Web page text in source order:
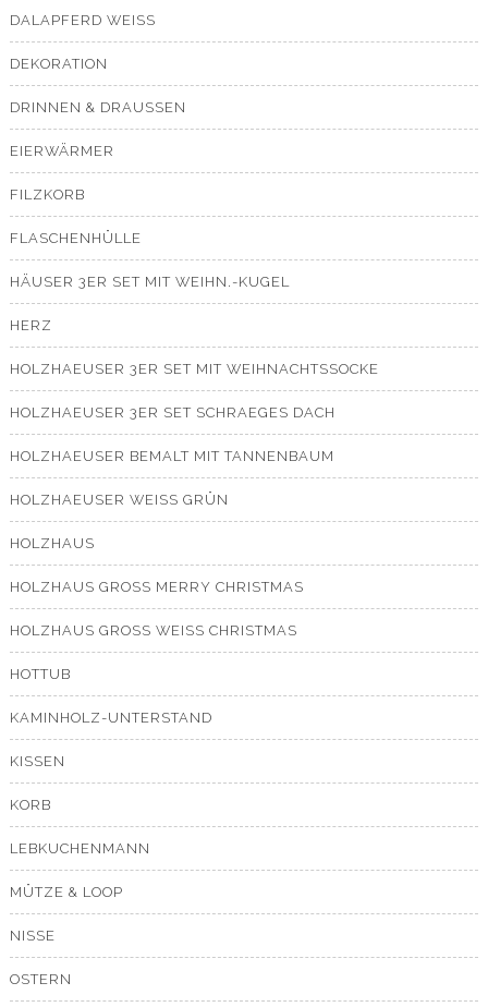
DALAPFERD WEISS
DEKORATION
DRINNEN & DRAUSSEN
EIERWÄRMER
FILZKORB
FLASCHENHÜLLE
HÄUSER 3ER SET MIT WEIHN.-KUGEL
HERZ
HOLZHAEUSER 3ER SET MIT WEIHNACHTSSOCKE
HOLZHAEUSER 3ER SET SCHRAEGES DACH
HOLZHAEUSER BEMALT MIT TANNENBAUM
HOLZHAEUSER WEISS GRÜN
HOLZHAUS
HOLZHAUS GROSS MERRY CHRISTMAS
HOLZHAUS GROSS WEISS CHRISTMAS
HOTTUB
KAMINHOLZ-UNTERSTAND
KISSEN
KORB
LEBKUCHENMANN
MÜTZE & LOOP
NISSE
OSTERN